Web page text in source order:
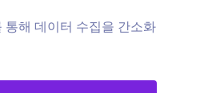
해 데이터 수집을 간소화